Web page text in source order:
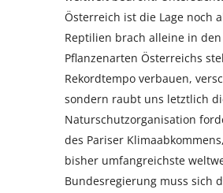
Österreich ist die Lage noch
Reptilien brach alleine in
Pflanzenarten Österreichs
Rekordtempo verbauen,
sondern raubt uns letztlich
Naturschutzorganisation
des Pariser
bisher umfangreichste
Bundesregierung muss sich